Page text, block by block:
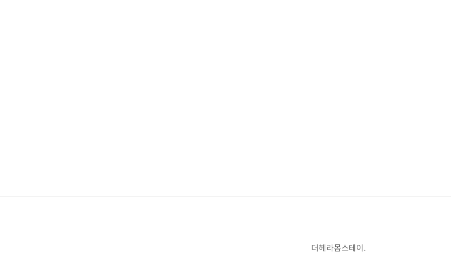
더헤라몸스테이 .